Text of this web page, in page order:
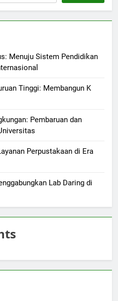
Menuju Sistem Pendidikan
Tinggi: Membangun K
Pembaruan dan
Perpustakaan di Era
Lab Daring di